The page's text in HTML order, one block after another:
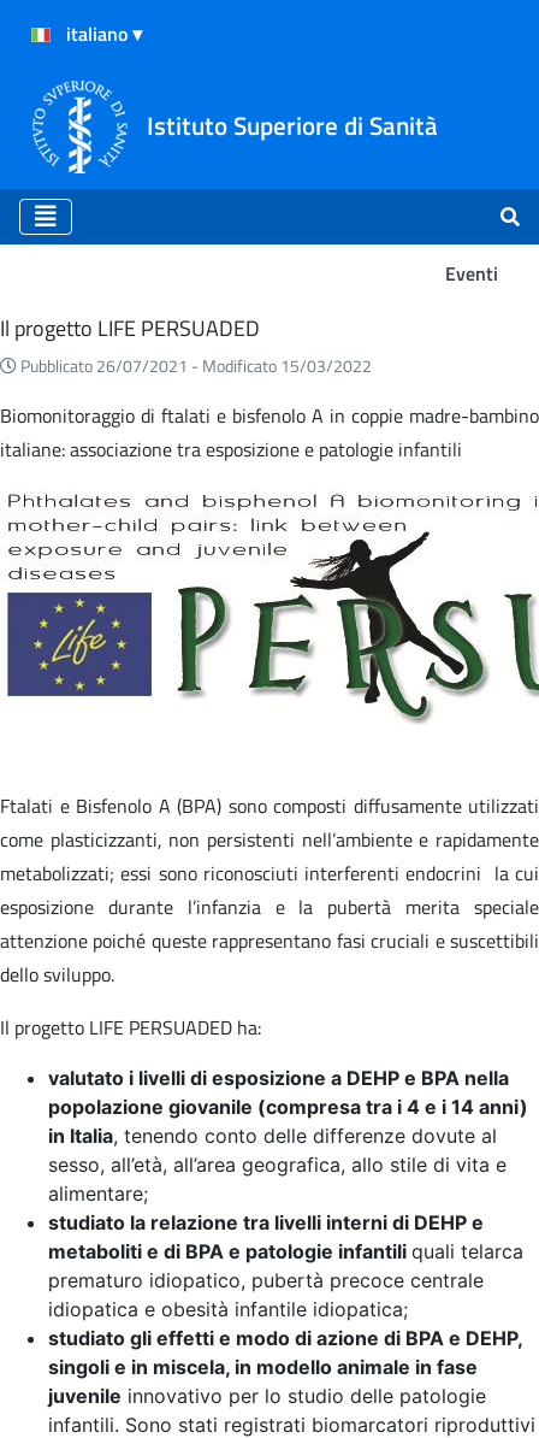
Istituto Superiore di Sanità
Eventi
Eventi
Il progetto LIFE PERSUADED
Pubblicato 26/07/2021 - Modificato 15/03/2022
Biomonitoraggio di ftalati e bisfenolo A in coppie madre-bambino
italiane: associazione tra esposizione e patologie infantili
Ftalati e Bisfenolo A (BPA) sono composti diffusamente utilizzati
come plasticizzanti, non persistenti nell’ambiente e rapidamente
metabolizzati; essi sono riconosciuti interferenti endocrini la cui
esposizione durante l’infanzia e la pubertà merita speciale
attenzione poiché queste rappresentano fasi cruciali e suscettibili
dello sviluppo.
Il progetto LIFE PERSUADED ha:
valutato i livelli di esposizione a DEHP e BPA nella
popolazione giovanile (compresa tra i 4 e i 14 anni)
in Italia, tenendo conto delle differenze dovute al
sesso, all’età, all’area geografica, allo stile di vita e
alimentare;
studiato la relazione tra livelli interni di DEHP e
metaboliti e di BPA e patologie infantili quali telarca
prematuro idiopatico, pubertà precoce centrale
idiopatica e obesità infantile idiopatica;
studiato gli effetti e modo di azione di BPA e DEHP,
singoli e in miscela, in modello animale in fase
juvenile innovativo per lo studio delle patologie
infantili. Sono stati registrati biomarcatori riproduttivi